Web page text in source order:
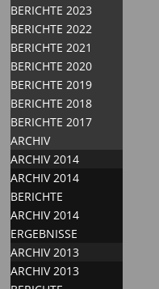
BERICHTE 2023
BERICHTE 2022
BERICHTE 2021
BERICHTE 2020
BERICHTE 2019
BERICHTE 2018
BERICHTE 2017
ARCHIV
ARCHIV 2014
ARCHIV 2014
BERICHTE
ARCHIV 2014
ERGEBNISSE
ARCHIV 2013
ARCHIV 2013